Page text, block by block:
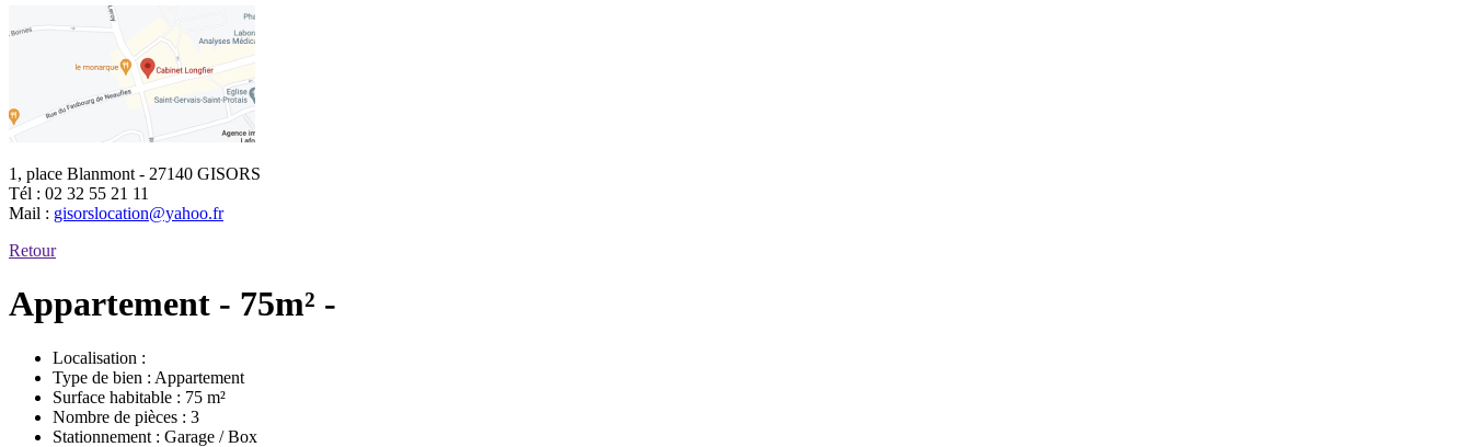
1, place Blanmont - 27140 GISORS
Tél : 02 32 55 21 11
Mail : gisorslocation@yahoo.fr
Retour
Appartement - 75m² -
Localisation :
Type de bien : Appartement
Surface habitable : 75 m²
Nombre de pièces : 3
Stationnement : Garage / Box